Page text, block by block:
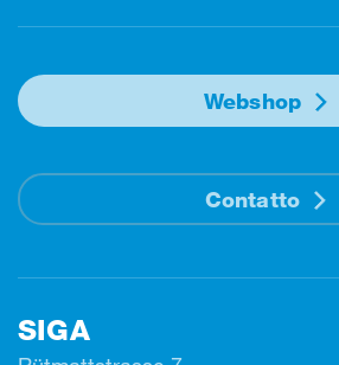
Webshop
Contatto
SIGA